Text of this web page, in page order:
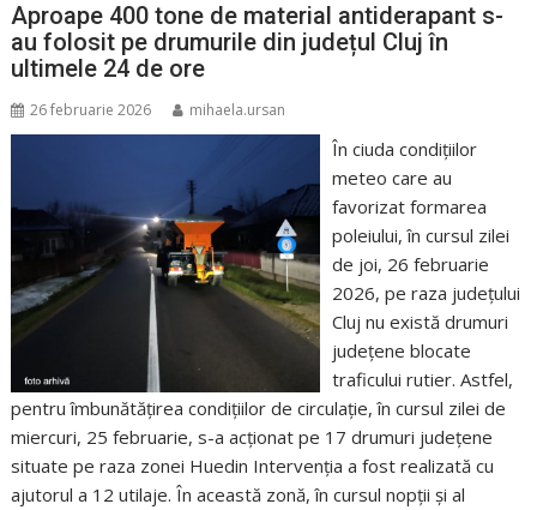
Aproape 400 tone de material antiderapant s-
au folosit pe drumurile din județul Cluj în
ultimele 24 de ore
26 februarie 2026 mihaela.ursan
În ciuda condițiilor
meteo care au
favorizat formarea
poleiului, în cursul zilei
de joi, 26 februarie
2026, pe raza județului
Cluj nu există drumuri
județene blocate
traficului rutier. Astfel,
pentru îmbunătățirea condițiilor de circulație, în cursul zilei de
miercuri, 25 februarie, s-a acționat pe 17 drumuri județene
situate pe raza zonei Huedin Intervenția a fost realizată cu
ajutorul a 12 utilaje. În această zonă, în cursul nopții și al